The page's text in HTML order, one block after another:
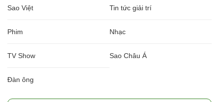
Sao Việt Tin tức giải trí
Phim Nhạc
TV Show Sao Châu Á
Đàn ông